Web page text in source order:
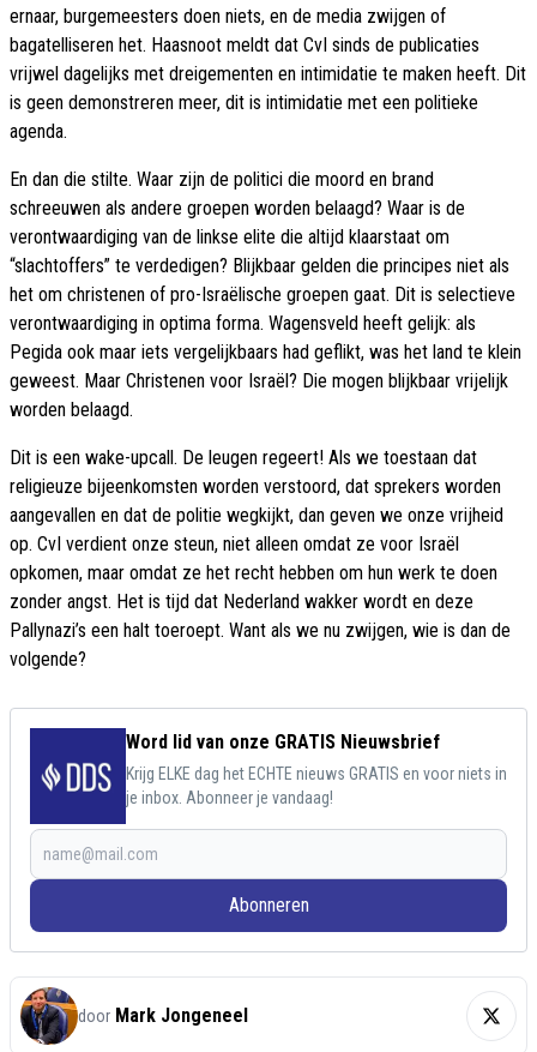
ernaar, burgemeesters doen niets, en de media zwijgen of
bagatelliseren het. Haasnoot meldt dat CvI sinds de publicaties
vrijwel dagelijks met dreigementen en intimidatie te maken heeft. Dit
is geen demonstreren meer, dit is intimidatie met een politieke
agenda.
En dan die stilte. Waar zijn de politici die moord en brand
schreeuwen als andere groepen worden belaagd? Waar is de
verontwaardiging van de linkse elite die altijd klaarstaat om
“slachtoffers” te verdedigen? Blijkbaar gelden die principes niet als
het om christenen of pro-Israëlische groepen gaat. Dit is selectieve
verontwaardiging in optima forma. Wagensveld heeft gelijk: als
Pegida ook maar iets vergelijkbaars had geflikt, was het land te klein
geweest. Maar Christenen voor Israël? Die mogen blijkbaar vrijelijk
worden belaagd.
Dit is een wake-upcall. De leugen regeert! Als we toestaan dat
religieuze bijeenkomsten worden verstoord, dat sprekers worden
aangevallen en dat de politie wegkijkt, dan geven we onze vrijheid
op. CvI verdient onze steun, niet alleen omdat ze voor Israël
opkomen, maar omdat ze het recht hebben om hun werk te doen
zonder angst. Het is tijd dat Nederland wakker wordt en deze
Pallynazi’s een halt toeroept. Want als we nu zwijgen, wie is dan de
volgende?
Word lid van onze GRATIS Nieuwsbrief
Krijg ELKE dag het ECHTE nieuws GRATIS en voor niets in
je inbox. Abonneer je vandaag!
Abonneren
door Mark Jongeneel